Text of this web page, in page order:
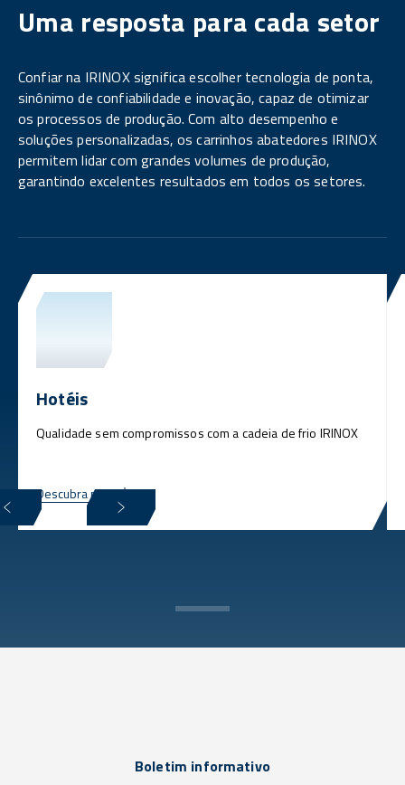
Uma resposta para cada setor
Confiar na IRINOX significa escolher tecnologia de ponta,
sinônimo de confiabilidade e inovação, capaz de otimizar
os processos de produção. Com alto desempenho e
soluções personalizadas, os carrinhos abatedores IRINOX
permitem lidar com grandes volumes de produção,
garantindo excelentes resultados em todos os setores.
Hotéis
Qualidade sem compromissos com a cadeia de frio IRINOX
Descubra mais
Boletim informativo